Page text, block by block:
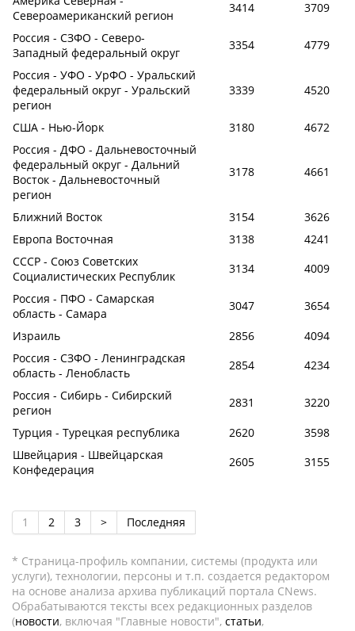
Североамериканский регион
3414
3709
Россия - СЗФО - Северо-
Западный федеральный округ
3354
4779
Россия - УФО - УрФО - Уральский
федеральный округ - Уральский
регион
3339 4520
США - Нью-Йорк 3180
4672
Россия - ДФО - Дальневосточный
федеральный округ - Дальний
Восток - Дальневосточный
регион
3178 4661
Ближний Восток 3154
3626
Европа Восточная
3138
4241
СССР - Союз Советских
Социалистических Республик
3134
4009
Россия - ПФО - Самарская
область - Самара
3047
3654
Израиль
2856
4094
Россия - СЗФО - Ленинградская
область - Ленобласть
2854
4234
Россия - Сибирь - Сибирский
регион
2831
3220
Турция - Турецкая республика
2620
3598
Швейцария - Швейцарская
Конфедерация
2605 3155
1 2 3 > Последняя
* Страница-профиль компании, системы (продукта или
услуги), технологии, персоны и т.п. создается редактором
на основе анализа архива публикаций портала CNews.
Обрабатываются тексты всех редакционных разделов
(новости, включая "Главные новости", статьи,